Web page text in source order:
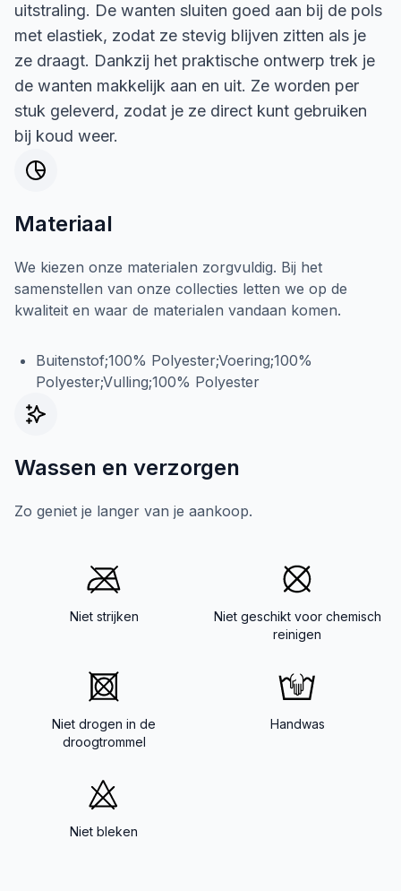
uitstraling. De wanten sluiten goed aan bij de pols
met elastiek, zodat ze stevig blijven zitten als je
ze draagt. Dankzij het praktische ontwerp trek je
de wanten makkelijk aan en uit. Ze worden per
stuk geleverd, zodat je ze direct kunt gebruiken
bij koud weer.
Materiaal
We kiezen onze materialen zorgvuldig. Bij het
samenstellen van onze collecties letten we op de
kwaliteit en waar de materialen vandaan komen.
Buitenstof;100% Polyester;Voering;100%
Polyester;Vulling;100% Polyester
Wassen en verzorgen
Zo geniet je langer van je aankoop.
Niet strijken
Niet geschikt voor chemisch
reinigen
Niet drogen in de
droogtrommel
Handwas
Niet bleken